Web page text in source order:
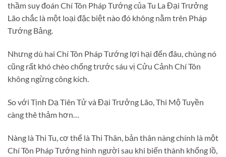
thầm suy đoán Chí Tôn Pháp Tướng của Tu La Đại Trưởng
Lão chắc là một loại đặc biệt nào đó không nằm trên Pháp
Tướng Bảng.
Nhưng dù hai Chí Tôn Pháp Tướng lợi hại đến đâu, chúng nó
cũng rất khó chèo chống trước sáu vị Cửu Cảnh Chí Tôn
không ngừng công kích.
So với Tịnh Dạ Tiên Tử và Đại Trưởng Lão, Thi Mộ Tuyền
càng thê thảm hơn…
Nàng là Thi Tu, cơ thể là Thi Thân, bản thân nàng chính là một
Chí Tôn Pháp Tướng hình người sau khi biến thành khổng lồ,